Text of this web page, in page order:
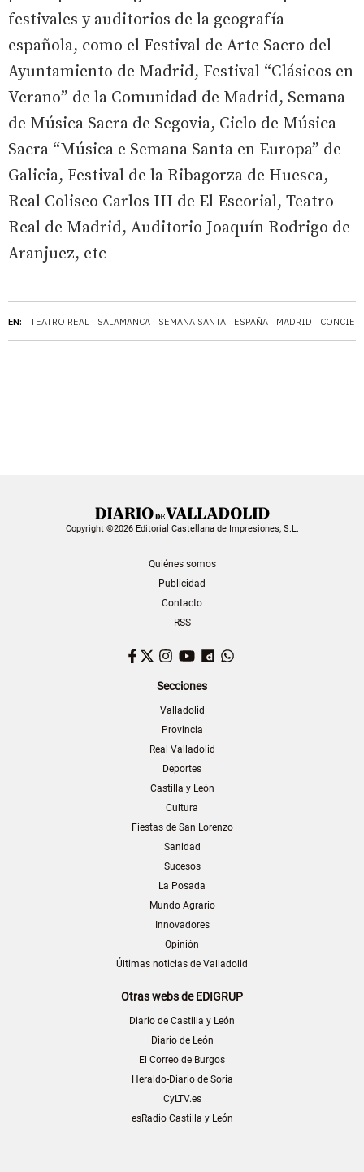
EN: TEATRO REAL SALAMANCA SEMANA SANTA ESPAÑA MADRID
festivales y auditorios de la geografía
española, como el Festival de Arte Sacro del
Ayuntamiento de Madrid, Festival “Clásicos en
Verano” de la Comunidad de Madrid, Semana
de Música Sacra de Segovia, Ciclo de Música
Sacra “Música e Semana Santa en Europa” de
Galicia, Festival de la Ribagorza de Huesca,
Real Coliseo Carlos III de El Escorial, Teatro
Real de Madrid, Auditorio Joaquín Rodrigo de
Aranjuez, etc
Copyright ©2026 Editorial Castellana de Impresiones, S.L.
Quiénes somos
Publicidad
Contacto
RSS
Facebook
TwitterInstagram
YouTubeDailymotion
Secciones
Valladolid
Provincia
Real Valladolid
Deportes
Castilla y León
Cultura
Fiestas de San Lorenzo
Sanidad
Sucesos
La Posada
Mundo Agrario
Innovadores
Opinión
Últimas noticias de Valladolid
Otras webs de EDIGRUP
Diario de Castilla y León
Diario de León
El Correo de Burgos
Heraldo-Diario de Soria
CyLTV.es
esRadio Castilla y León